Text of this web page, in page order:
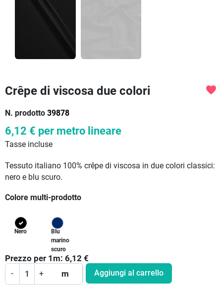
Crêpe di viscosa due colori
N. prodotto 39878
favorite
6,12 € per metro lineare
Tasse incluse
Tessuto italiano 100% crêpe di viscosa in due colori classici:
nero e blu scuro.
Colore multi-prodotto
Nero
Blu
marino
scuro
Prezzo per 1 m: 6,12 €
- + m Aggiungi al carrello